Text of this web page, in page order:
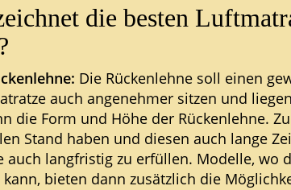
die besten
Die Rückenlehne soll einen
auch angenehmer sitzen und
die Form und Höhe der Rückenlehne.
Stand haben und diesen auch lange
auch langfristig zu erfüllen. Modelle, wo
bieten dann zusätzlich die